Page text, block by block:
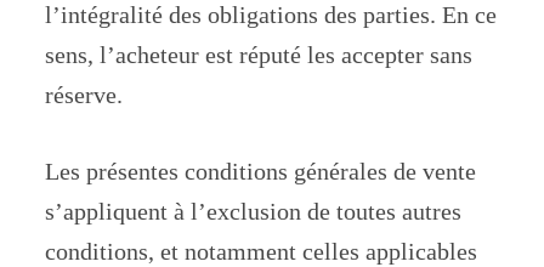
l’intégralité des obligations des parties. En ce
sens, l’acheteur est réputé les accepter sans
réserve.
Les présentes conditions générales de vente
s’appliquent à l’exclusion de toutes autres
conditions, et notamment celles applicables